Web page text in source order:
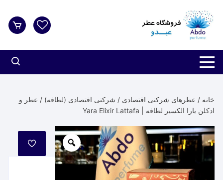
شدن
خانه / عطرهای شرکتی اقتصادی / شرکتی اقتصادی (لطافه) / عطر و
ادکلن یارا الکسیر لطافه | Yara Elixir Lattafa
مورد
علاقه